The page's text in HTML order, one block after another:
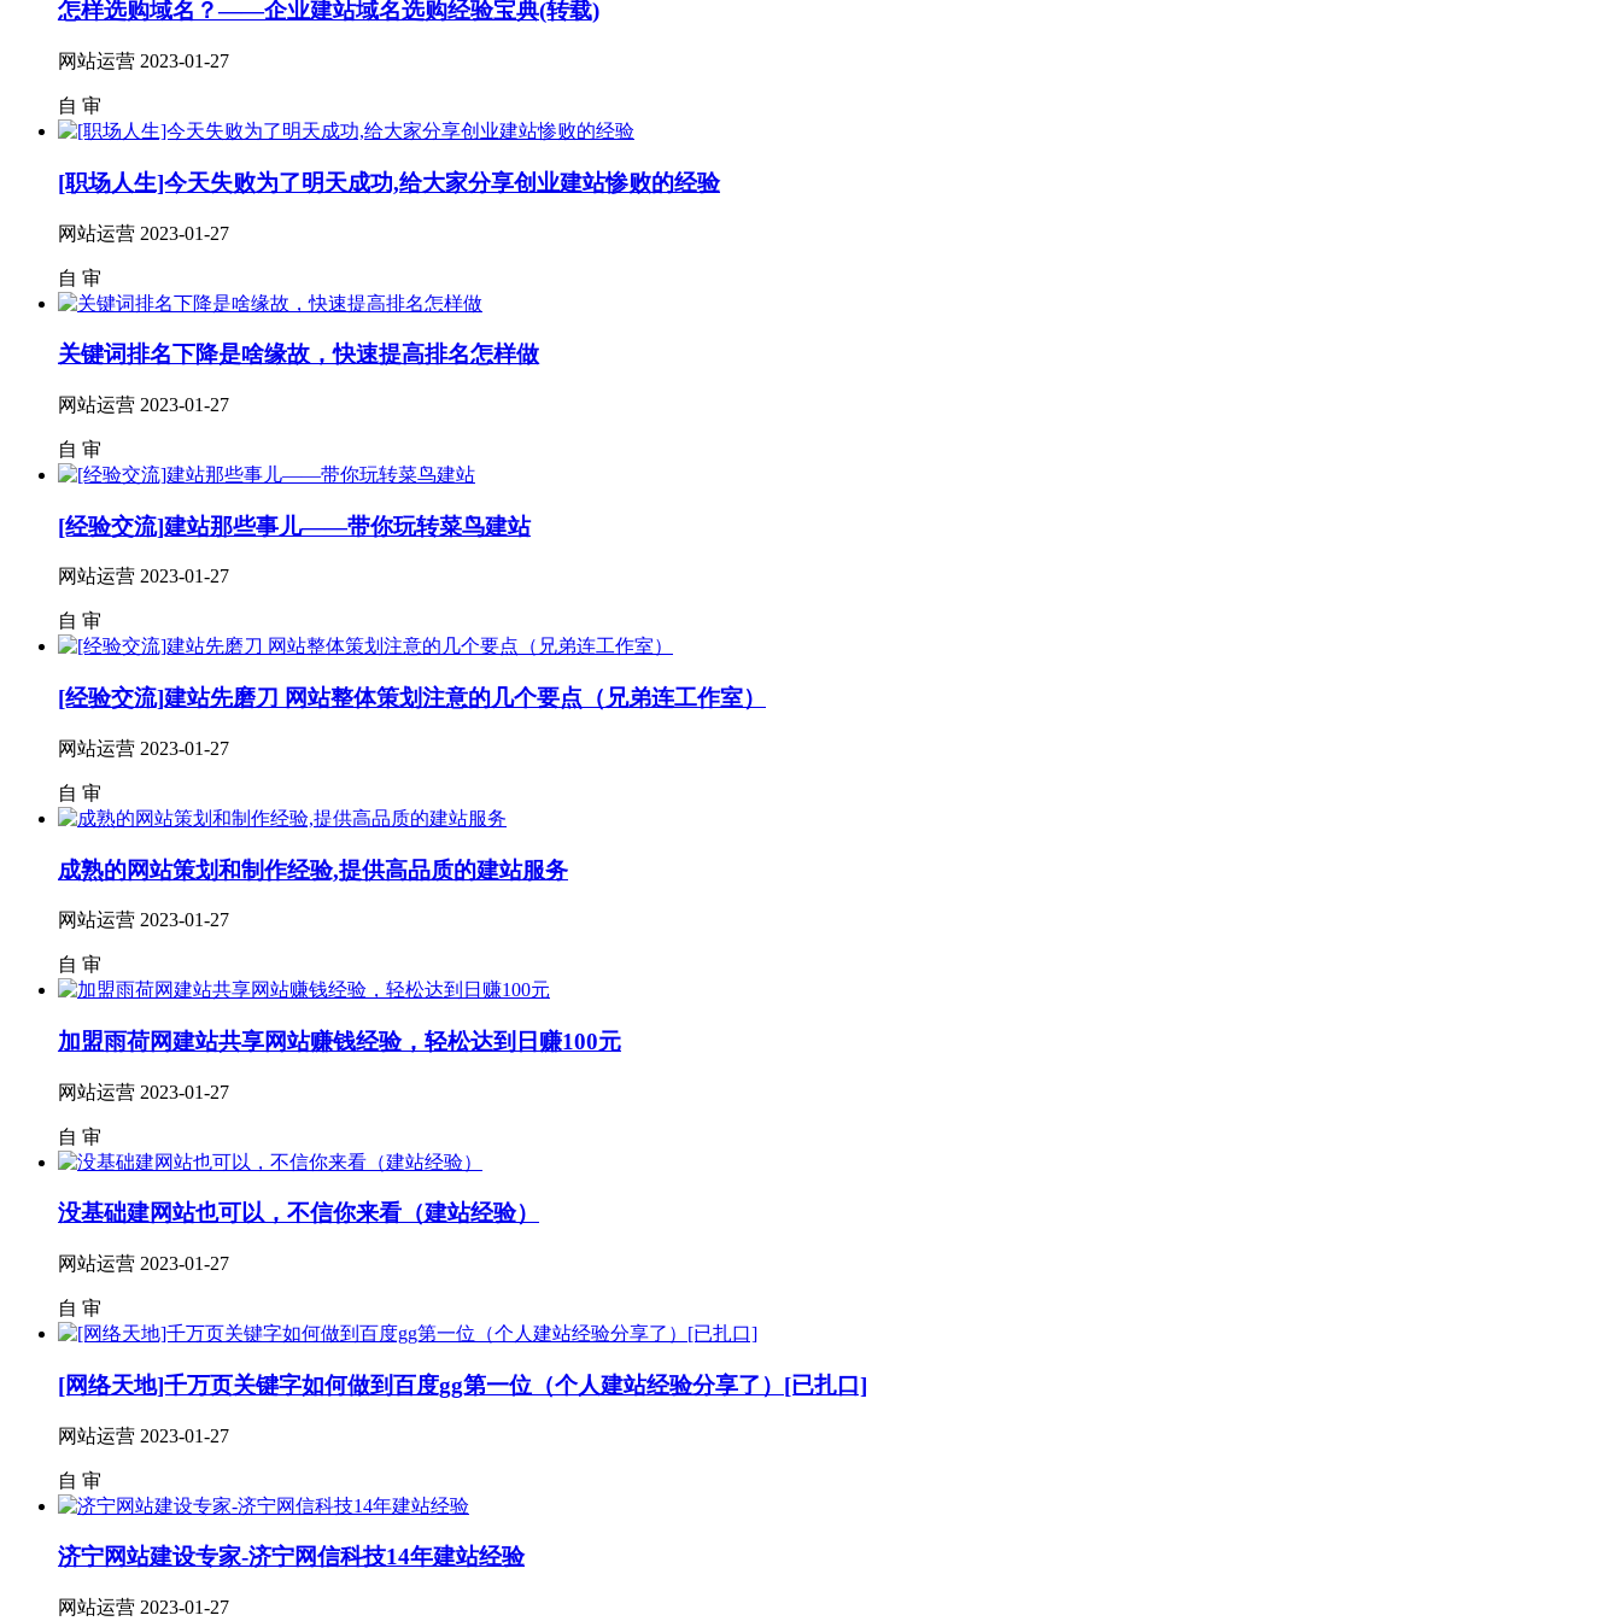
怎样选购域名？——企业建站域名选购经验宝典(转载)
网站运营 2023-01-27
自 审
[职场人生]今天失败为了明天成功,给大家分享创业建站惨败的经验
网站运营 2023-01-27
自 审
关键词排名下降是啥缘故，快速提高排名怎样做
网站运营 2023-01-27
自 审
[经验交流]建站那些事儿——带你玩转菜鸟建站
网站运营 2023-01-27
自 审
[经验交流]建站先磨刀 网站整体策划注意的几个要点（兄弟连工作室）
网站运营 2023-01-27
自 审
成熟的网站策划和制作经验,提供高品质的建站服务
网站运营 2023-01-27
自 审
加盟雨荷网建站共享网站赚钱经验，轻松达到日赚100元
网站运营 2023-01-27
自 审
没基础建网站也可以，不信你来看（建站经验）
网站运营 2023-01-27
自 审
[网络天地]千万页关键字如何做到百度gg第一位（个人建站经验分享了）[已扎口]
网站运营 2023-01-27
自 审
济宁网站建设专家-济宁网信科技14年建站经验
网站运营 2023-01-27